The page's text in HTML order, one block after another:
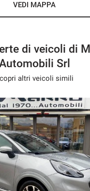
VEDI MAPPA
di veicoli di
Srl
altri veicoli simili